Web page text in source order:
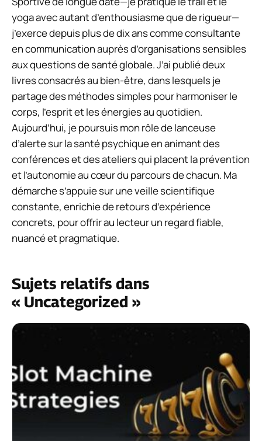
yoga avec autant d’enthousiasme que de rigueur—
j’exerce depuis plus de dix ans comme consultante
en communication auprès d’organisations sensibles
aux questions de santé globale. J’ai publié deux
livres consacrés au bien-être, dans lesquels je
partage des méthodes simples pour harmoniser le
corps, l’esprit et les énergies au quotidien.
Aujourd’hui, je poursuis mon rôle de lanceuse
d’alerte sur la santé psychique en animant des
conférences et des ateliers qui placent la prévention
et l’autonomie au cœur du parcours de chacun. Ma
démarche s’appuie sur une veille scientifique
constante, enrichie de retours d’expérience
concrets, pour offrir au lecteur un regard fiable,
nuancé et pragmatique.
Sujets relatifs dans
« Uncategorized »